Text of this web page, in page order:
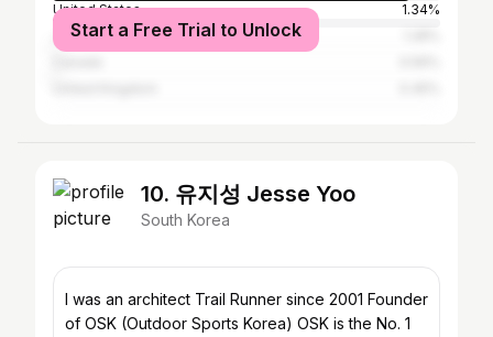
United States
1.34%
Japan
Start a Free Trial to Unlock
10. 유지성 Jesse Yoo
South Korea
I was an architect Trail Runner since 2001 Founder
of OSK (Outdoor Sports Korea) OSK is the No. 1